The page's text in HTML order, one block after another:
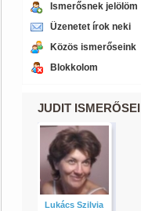
Ismerősnek jelölöm
Üzenetet írok neki
Közös ismerőseink
Blokkolom
JUDIT ISMERŐSEI
Lukács Szilvia